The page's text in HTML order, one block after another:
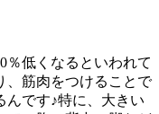
％低くなるといわれて
、筋肉をつけることで
んです♪特に、大きい